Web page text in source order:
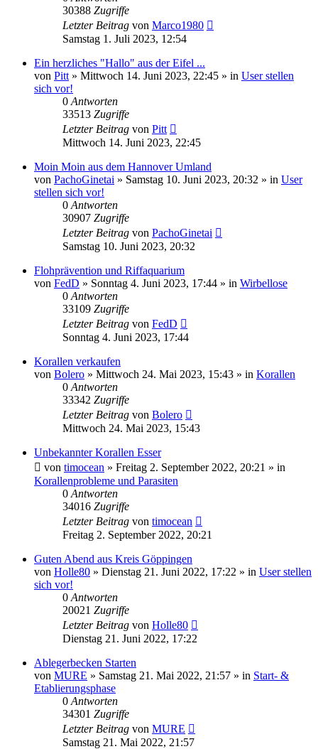
30388 Zugriffe
Letzter Beitrag von Marco1980
Samstag 1. Juli 2023, 12:54
Ein herzliches "Hallo" aus der Eifel ...
von Pitt » Mittwoch 14. Juni 2023, 22:45 » in User stellen
sich vor!
0 Antworten
33513 Zugriffe
Letzter Beitrag von Pitt
Mittwoch 14. Juni 2023, 22:45
Moin Moin aus dem Hannover Umland
von PachoGinetai » Samstag 10. Juni 2023, 20:32 » in User
stellen sich vor!
0 Antworten
30907 Zugriffe
Letzter Beitrag von PachoGinetai
Samstag 10. Juni 2023, 20:32
Flohprävention und Riffaquarium
von FedD » Sonntag 4. Juni 2023, 17:44 » in Wirbellose
0 Antworten
33109 Zugriffe
Letzter Beitrag von FedD
Sonntag 4. Juni 2023, 17:44
Korallen verkaufen
von Bolero » Mittwoch 24. Mai 2023, 15:43 » in Korallen
0 Antworten
33342 Zugriffe
Letzter Beitrag von Bolero
Mittwoch 24. Mai 2023, 15:43
Unbekannter Korallen Esser
von timocean » Freitag 2. September 2022, 20:21 » in
Korallenprobleme und Parasiten
0 Antworten
34016 Zugriffe
Letzter Beitrag von timocean
Freitag 2. September 2022, 20:21
Guten Abend aus Kreis Göppingen
von Holle80 » Dienstag 21. Juni 2022, 17:22 » in User stellen
sich vor!
0 Antworten
20021 Zugriffe
Letzter Beitrag von Holle80
Dienstag 21. Juni 2022, 17:22
Ablegerbecken Starten
von MURE » Samstag 21. Mai 2022, 21:57 » in Start- &
Etablierungsphase
0 Antworten
34301 Zugriffe
Letzter Beitrag von MURE
Samstag 21. Mai 2022, 21:57